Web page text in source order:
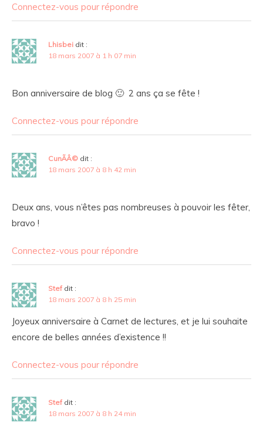
Connectez-vous pour répondre
Lhisbei dit :
18 mars 2007 à 1 h 07 min
Bon anniversaire de blog 🙂 2 ans ça se fête !
Connectez-vous pour répondre
CunÃÂ© dit :
18 mars 2007 à 8 h 42 min
Deux ans, vous n’êtes pas nombreuses à pouvoir les fêter,
bravo !
Connectez-vous pour répondre
Stef dit :
18 mars 2007 à 8 h 25 min
Joyeux anniversaire à Carnet de lectures, et je lui souhaite
encore de belles années d’existence !!
Connectez-vous pour répondre
Stef dit :
18 mars 2007 à 8 h 24 min